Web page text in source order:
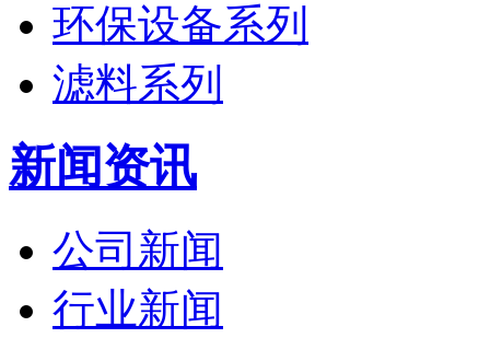
环保设备系列
滤料系列
新闻资讯
公司新闻
行业新闻